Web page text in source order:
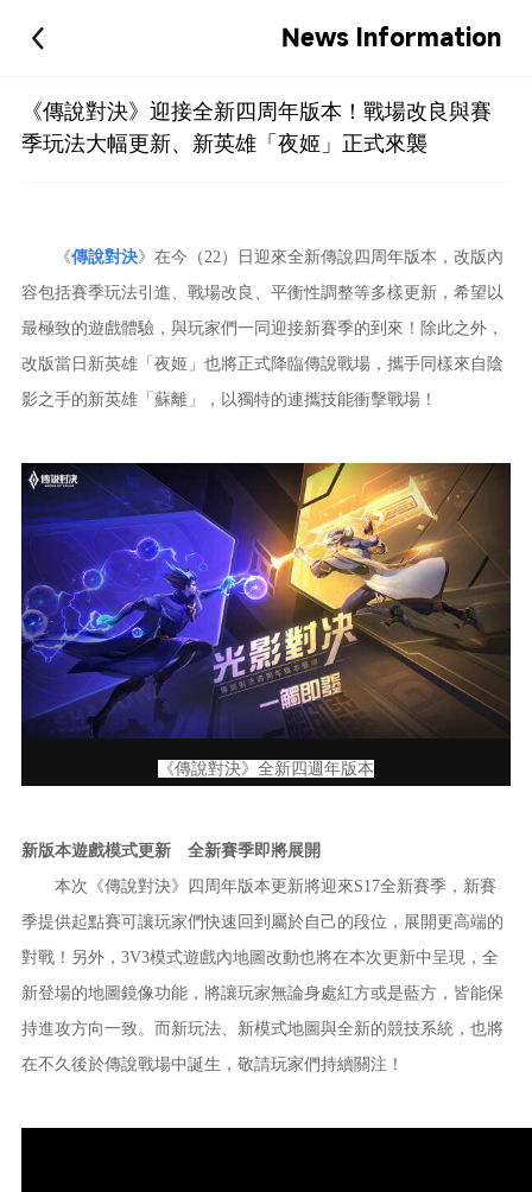
News Information
《傳說對決》迎接全新四周年版本！戰場改良與賽
季玩法大幅更新、新英雄「夜姬」正式來襲
《傳說對決》在今（22）日迎來全新傳說四周年版本，改版內
容包括賽季玩法引進、戰場改良、平衡性調整等多樣更新，希望以
最極致的遊戲體驗，與玩家們一同迎接新賽季的到來！除此之外，
改版當日新英雄「夜姬」也將正式降臨傳說戰場，攜手同樣來自陰
影之手的新英雄「蘇離」，以獨特的連攜技能衝擊戰場！
《傳說對決》全新四週年版本
新版本遊戲模式更新 全新賽季即將展開
本次《傳說對決》四周年版本更新將迎來S17全新賽季，新賽
季提供起點賽可讓玩家們快速回到屬於自己的段位，展開更高端的
對戰！另外，3V3模式遊戲內地圖改動也將在本次更新中呈現，全
新登場的地圖鏡像功能，將讓玩家無論身處紅方或是藍方，皆能保
持進攻方向一致。而新玩法、新模式地圖與全新的競技系統，也將
在不久後於傳說戰場中誕生，敬請玩家們持續關注！